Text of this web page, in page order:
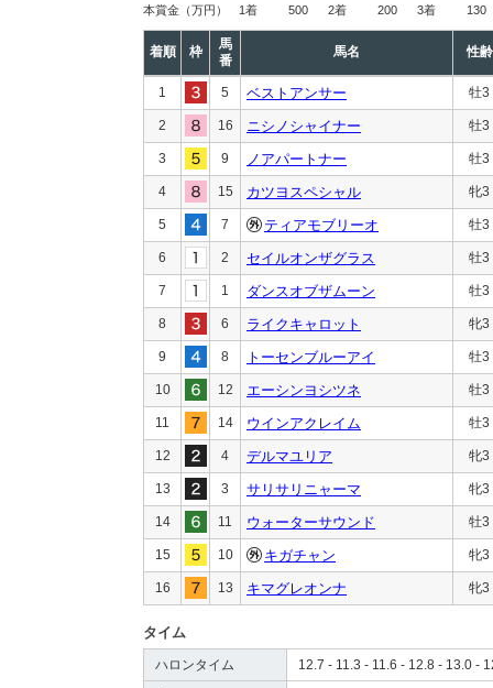
本賞金 （万円） 1着 500 2着 200 3着 130
着順 枠
馬
番
馬名 性齢
1 5 ベストアンサー 牡3
2 16 ニシノシャイナー 牡3
3 9 ノアパートナー 牡3
4 15 カツヨスペシャル 牝3
5 7 ティアモブリーオ 牡3
6 2 セイルオンザグラス 牡3
7 1 ダンスオブザムーン 牡3
8 6 ライクキャロット 牝3
9 8 トーセンブルーアイ 牡3
10 12 エーシンヨシツネ 牡3
11 14 ウインアクレイム 牡3
12 4 デルマユリア 牝3
13 3 サリサリニャーマ 牝3
14 11 ウォーターサウンド 牡3
15 10 キガチャン 牝3
16 13 キマグレオンナ 牝3
タイム
ハロンタイム 12.7 - 11.3 - 11.6 - 12.8 - 13.0 -